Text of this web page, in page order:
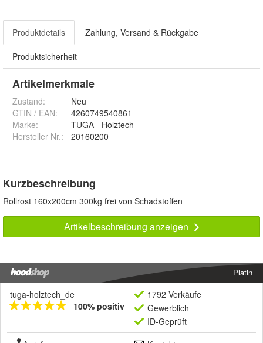
Produktdetails Zahlung, Versand & Rückgabe
Produktsicherheit
Artikelmerkmale
Zustand:
Neu
GTIN / EAN:
4260749540861
Marke:
TUGA - Holztech
Hersteller Nr.:
20160200
Kurzbeschreibung
Rollrost 160x200cm 300kg frei von Schadstoffen
Artikelbeschreibung anzeigen
Platin
tuga-holztech_de
100% positiv
1792 Verkäufe
Gewerblich
ID-Geprüft